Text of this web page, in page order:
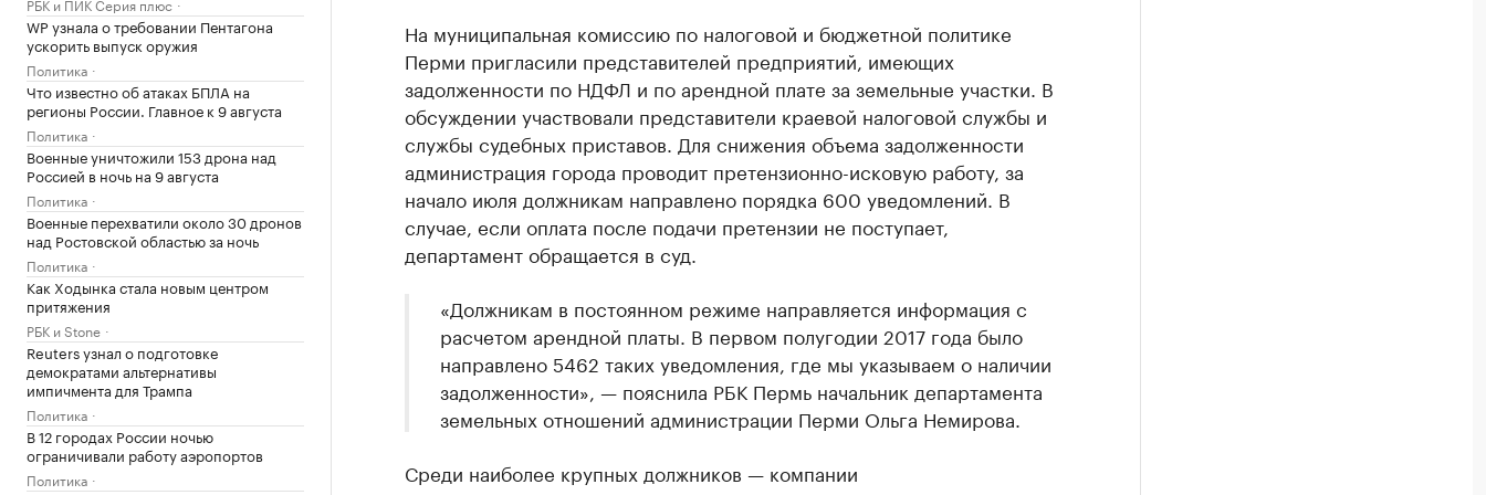
WP узнала о требовании Пентагона
ускорить выпуск оружия
Политика
Что известно об атаках БПЛА на
регионы России. Главное к 9 августа
Политика
Военные уничтожили 153 дрона над
Россией в ночь на 9 августа
Политика
Военные перехватили около 30 дронов
над Ростовской областью за ночь
Политика
Как Ходынка стала новым центром
притяжения
РБК и Stone
Reuters узнал о подготовке
демократами альтернативы
импичмента для Трампа
Политика
В 12 городах России ночью
ограничивали работу аэропортов
Политика
На муниципальная комиссию по налоговой и бюджетной политике
Перми пригласили представителей предприятий, имеющих
задолженности по НДФЛ и по арендной плате за земельные участки. В
обсуждении участвовали представители краевой налоговой службы и
службы судебных приставов. Для снижения объема задолженности
администрация города проводит претензионно-исковую работу, за
начало июля должникам направлено порядка 600 уведомлений. В
случае, если оплата после подачи претензии не поступает,
департамент обращается в суд.
«Должникам в постоянном режиме направляется информация с
расчетом арендной платы. В первом полугодии 2017 года было
направлено 5462 таких уведомления, где мы указываем о наличии
задолженности», — пояснила РБК Пермь начальник департамента
земельных отношений администрации Перми Ольга Немирова.
Среди наиболее крупных должников — компании